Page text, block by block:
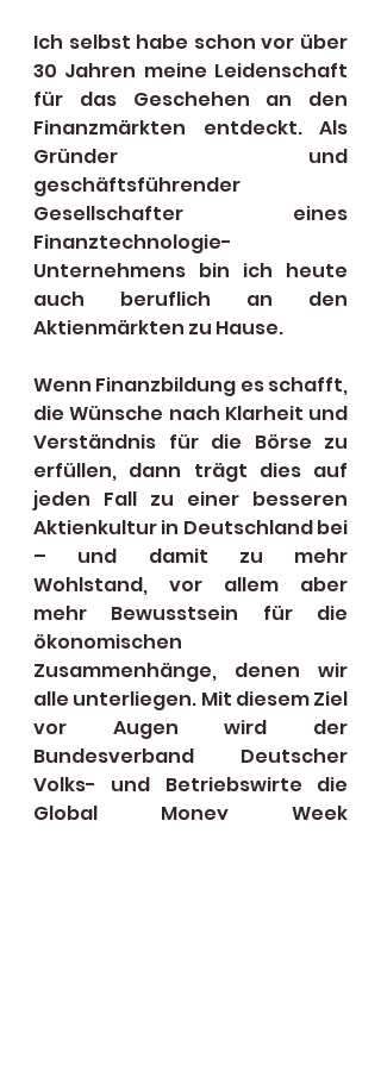
Ich selbst habe schon vor über
30 Jahren meine Leidenschaft
für das Geschehen an den
Finanzmärkten entdeckt. Als
Gründer und
geschäftsführender
Gesellschafter eines
Finanztechnologie-
Unternehmens bin ich heute
auch beruflich an den
Aktienmärkten zu Hause.
Wenn Finanzbildung es schafft,
die Wünsche nach Klarheit und
Verständnis für die Börse zu
erfüllen, dann trägt dies auf
jeden Fall zu einer besseren
Aktienkultur in Deutschland bei
– und damit zu mehr
Wohlstand, vor allem aber
mehr Bewusstsein für die
ökonomischen
Zusammenhänge, denen wir
alle unterliegen. Mit diesem Ziel
vor Augen wird der
Bundesverband Deutscher
Volks- und Betriebswirte die
Global Money Week